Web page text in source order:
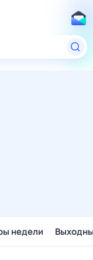
недели